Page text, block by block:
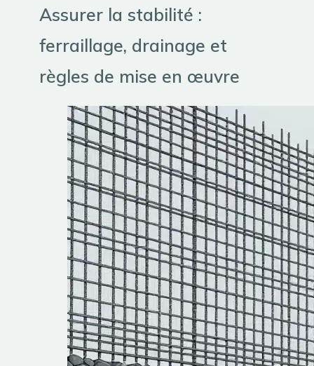
Assurer la stabilité :
ferraillage, drainage et
règles de mise en œuvre